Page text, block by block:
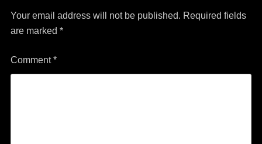
Your email address will not be published. Required fields
are marked *
Comment*